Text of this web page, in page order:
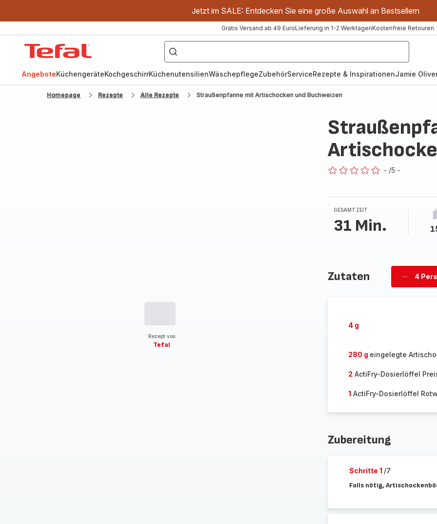
Jetzt im SALE: Entdecken Sie eine große Auswahl an Bestsellern
Gratis Versand ab 49 EuroLieferung in 1-2 WerktagenKostenfreie Retouren
["OptiGrill","Easy
Fry","Pfanne"]
AngeboteKüchengeräteKochgeschirrKüchenutensilienWäschepflegeZubehörServiceRezepte & InspirationenJamie
Homepage Rezepte Alle Rezepte Straußenpfanne mit Artischocken und Buchweizen
Rezept von
Tefal
- /5 -
GESAMTZEIT
31 Min.
Zutaten
Personen
4
4 g
280 g eingelegte
2 ActiFry-Dosierlöffel
1 ActiFry-Dosierlöffel
Zubereitung
Schritte 1 /7
Falls nötig,